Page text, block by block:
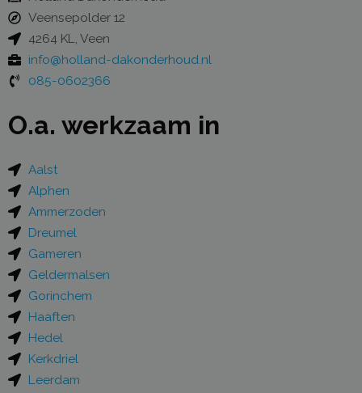
Veensepolder 12
4264 KL, Veen
info@holland-dakonderhoud.nl
085-0602366
O.a. werkzaam in
Aalst
Alphen
Ammerzoden
Dreumel
Gameren
Geldermalsen
Gorinchem
Haaften
Hedel
Kerkdriel
Leerdam